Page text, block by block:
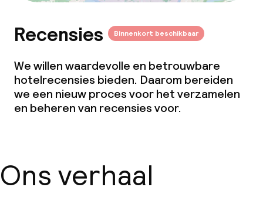
Overal rookvrij
Recensies Binnenkort beschikbaar
We willen waardevolle en betrouwbare
hotelrecensies bieden. Daarom bereiden
we een nieuw proces voor het verzamelen
en beheren van recensies voor.
Ons verhaal